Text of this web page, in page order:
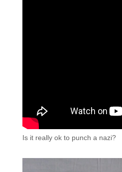
Is it really ok to punch a nazi?